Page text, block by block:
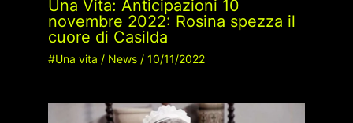
Una Vita: Anticipazioni 10
novembre 2022: Rosina spezza il
cuore di Casilda
#Una vita / News/ 10/11/2022